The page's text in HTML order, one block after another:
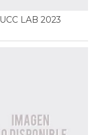
UCC LAB 2023